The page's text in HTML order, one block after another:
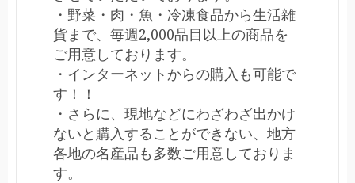
・野菜・肉・魚・冷凍食品から生活雑
貨まで、毎週2,000品目以上の商品を
ご用意しております。
・インターネットからの購入も可能で
す！！
・さらに、現地などにわざわざ出かけ
ないと購入することができない、地方
各地の名産品も多数ご用意しておりま
す。